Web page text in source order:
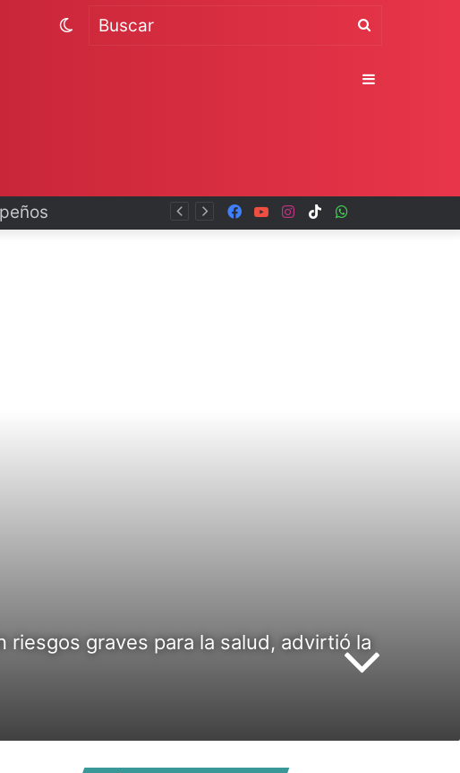
TikTok
Instagram
YouTube
Facebook
Buscar
Switch
Sidebar
graves para la salud, advirtió la